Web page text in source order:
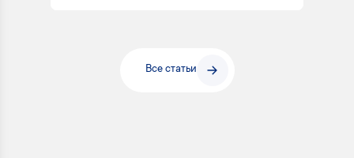
Все статьи